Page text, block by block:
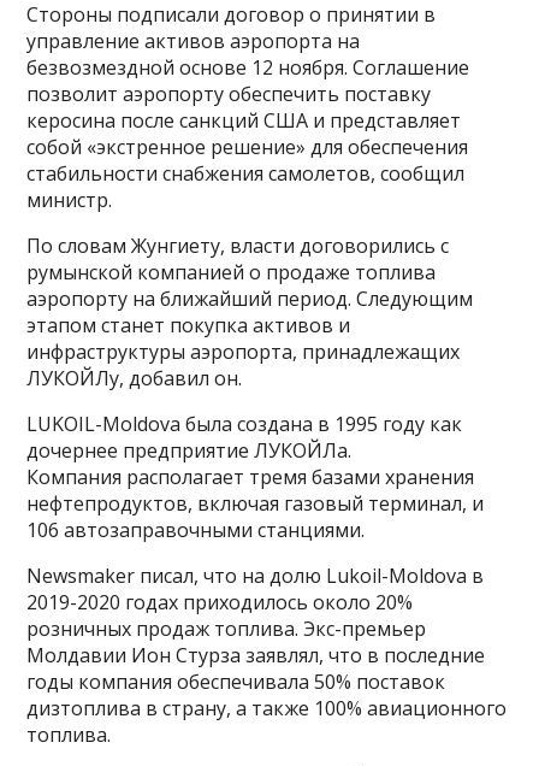
Стороны подписали договор о принятии в
управление активов аэропорта на
безвозмездной основе 12 ноября. Соглашение
позволит аэропорту обеспечить поставку
керосина после санкций США и представляет
собой «экстренное решение» для обеспечения
стабильности снабжения самолетов, сообщил
министр.
По словам Жунгиету, власти договорились с
румынской компанией о продаже топлива
аэропорту на ближайший период. Следующим
этапом станет покупка активов и
инфраструктуры аэропорта, принадлежащих
ЛУКОЙЛу, добавил он.
LUKOIL-Moldova была создана в 1995 году как
дочернее предприятие ЛУКОЙЛа.
Компания располагает тремя базами хранения
нефтепродуктов, включая газовый терминал, и
106 автозаправочными станциями.
Newsmaker писал, что на долю Lukoil-Moldova в
2019-2020 годах приходилось около 20%
розничных продаж топлива. Экс-премьер
Молдавии Ион Стурза заявлял, что в последние
годы компания обеспечивала 50% поставок
дизтоплива в страну, а также 100% авиационного
топлива.